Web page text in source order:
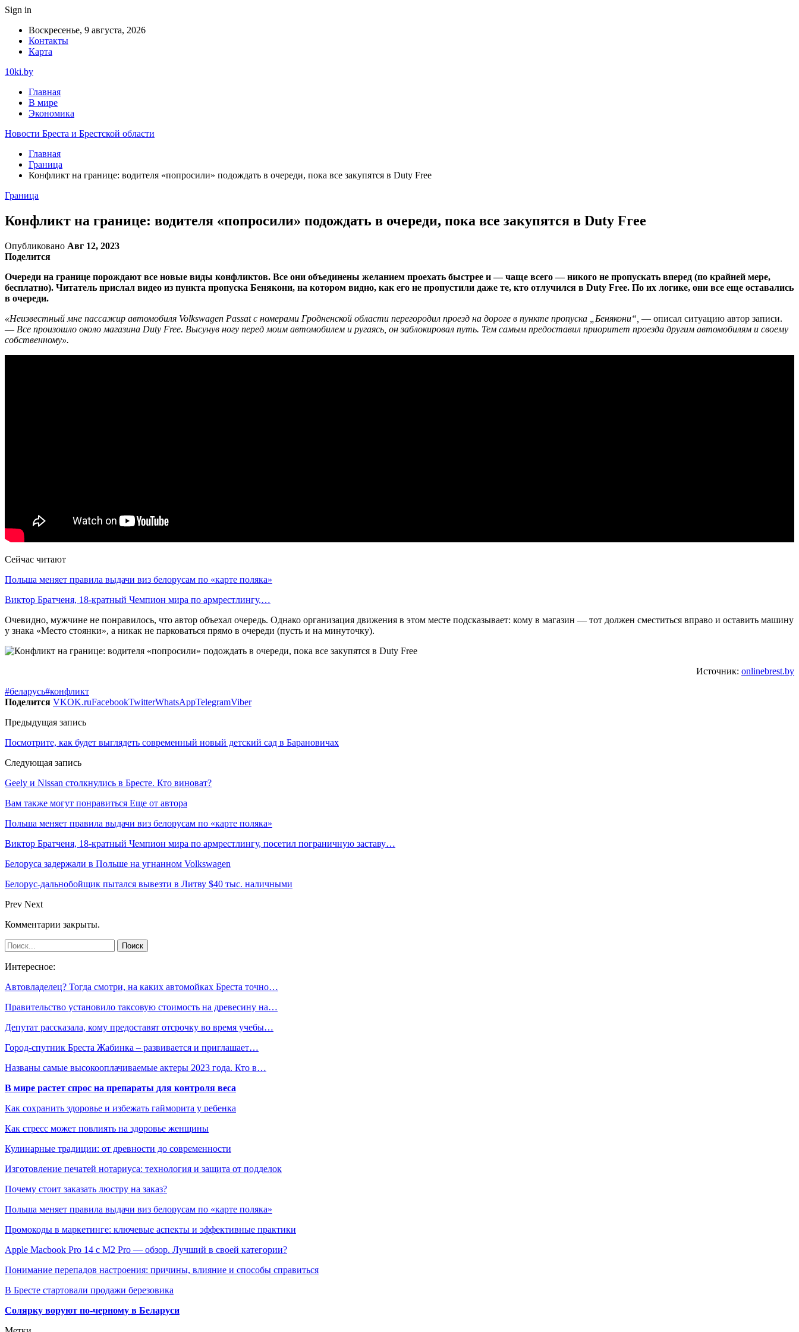
Sign in
Воскресенье, 9 августа, 2026
Контакты
Карта
10ki.by
Главная
В мире
Экономика
Новости Бреста и Брестской области
Главная
Граница
Конфликт на границе: водителя «попросили» подождать в очереди, пока все закупятся в Duty Free
Граница
Конфликт на границе: водителя «попросили» подождать в очереди, пока все закупятся в Duty Free
Опубликовано Авг 12, 2023
Поделится
Очереди на границе порождают все новые виды конфликтов. Все они объединены желанием проехать быстрее и — чаще всего — никого не пропускать вперед (по крайней мере,
бесплатно). Читатель прислал видео из пункта пропуска Бенякони, на котором видно, как его не пропустили даже те, кто отлучился в Duty Free. По их логике, они все еще оставались
в очереди.
«Неизвестный мне пассажир автомобиля Volkswagen Passat с номерами Гродненской области перегородил проезд на дороге в пункте пропуска „Бенякони“, — описал ситуацию автор записи.
— Все произошло около магазина Duty Free. Высунув ногу перед моим автомобилем и ругаясь, он заблокировал путь. Тем самым предоставил приоритет проезда другим автомобилям и своему
собственному».
Сейчас читают
Польша меняет правила выдачи виз белорусам по «карте поляка»
Виктор Братченя, 18-кратный Чемпион мира по армрестлингу,…
Очевидно, мужчине не понравилось, что автор объехал очередь. Однако организация движения в этом месте подсказывает: кому в магазин — тот должен сместиться вправо и оставить машину
у знака «Место стоянки», а никак не парковаться прямо в очереди (пусть и на минуточку).
Источник: onlinebrest.by
#беларусь#конфликт
Поделится VKOK.ruFacebookTwitterWhatsAppTelegramViber
Предыдущая запись
Посмотрите, как будет выглядеть современный новый детский сад в Барановичах
Следующая запись
Geely и Nissan столкнулись в Бресте. Кто виноват?
Вам также могут понравиться Еще от автора
Польша меняет правила выдачи виз белорусам по «карте поляка»
Виктор Братченя, 18-кратный Чемпион мира по армрестлингу, посетил пограничную заставу…
Белоруса задержали в Польше на угнанном Volkswagen
Белорус-дальнобойщик пытался вывезти в Литву $40 тыс. наличными
Prev Next
Комментарии закрыты.
Интересное:
Автовладелец? Тогда смотри, на каких автомойках Бреста точно…
Правительство установило таксовую стоимость на древесину на…
Депутат рассказала, кому предоставят отсрочку во время учебы…
Город-спутник Бреста Жабинка – развивается и приглашает…
Названы самые высокооплачиваемые актеры 2023 года. Кто в…
В мире растет спрос на препараты для контроля веса
Как сохранить здоровье и избежать гайморита у ребенка
Как стресс может повлиять на здоровье женщины
Кулинарные традиции: от древности до современности
Изготовление печатей нотариуса: технология и защита от подделок
Почему стоит заказать люстру на заказ?
Польша меняет правила выдачи виз белорусам по «карте поляка»
Промокоды в маркетинге: ключевые аспекты и эффективные практики
Apple Macbook Pro 14 с M2 Pro — обзор. Лучший в своей категории?
Понимание перепадов настроения: причины, влияние и способы справиться
В Бресте стартовали продажи березовика
Солярку воруют по-черному в Беларуси